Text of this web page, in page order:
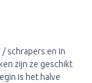
schrapers en in
zijn ze geschikt
is het halve